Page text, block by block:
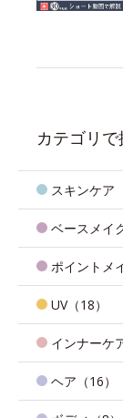
カテゴリで
スキンケア
ベースメイ
ポイントメ
UV（18）
インナーケ
ヘア（16）